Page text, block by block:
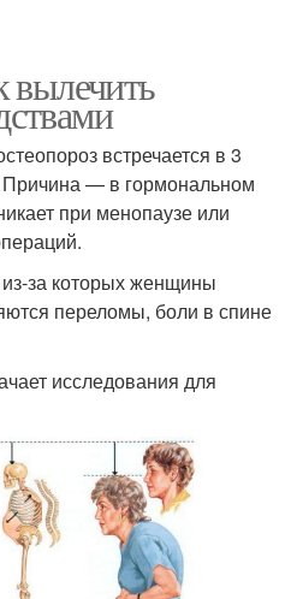
вылечить
встречается в 3
— в гормональном
при менопаузе или
за которых женщины
переломы, боли в спине
исследования для